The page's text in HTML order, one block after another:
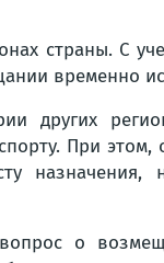
страны. С
временно
других
При
вопрос о